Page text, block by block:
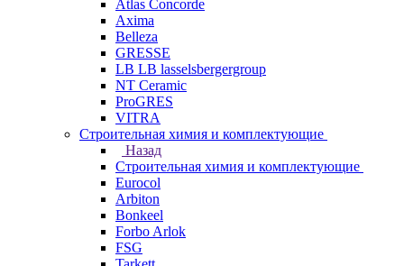
Atlas Concorde
Axima
Belleza
GRESSE
LB LB lasselsbergergroup
NT Ceramic
ProGRES
VITRA
Строительная химия и комплектующие
Назад
Строительная химия и комплектующие
Eurocol
Arbiton
Bonkeel
Forbo Arlok
FSG